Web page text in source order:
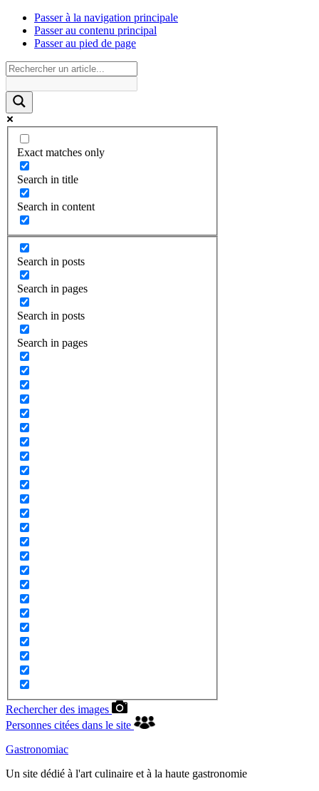
Passer à la navigation principale
Passer au contenu principal
Passer au pied de page
Exact matches only
Search in title
Search in content
Search in posts
Search in pages
Search in posts
Search in pages
Rechercher des images
Personnes citées dans le site
Gastronomiac
Un site dédié à l'art culinaire et à la haute gastronomie